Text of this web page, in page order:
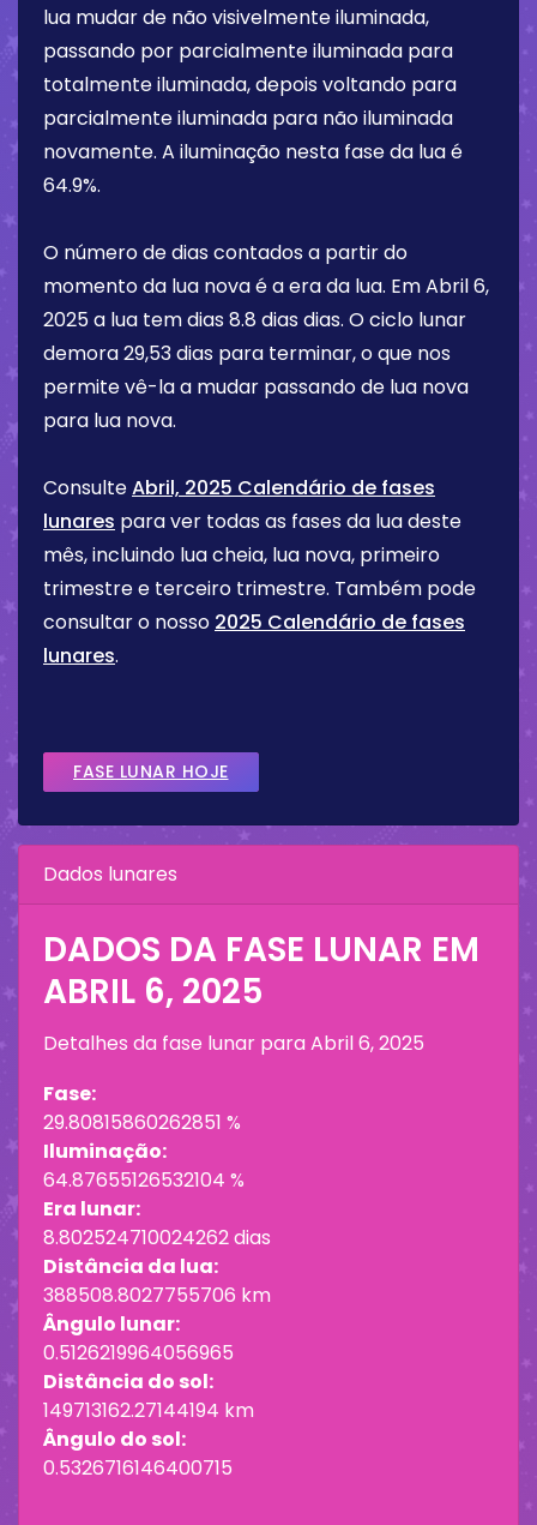
lua mudar de não visivelmente iluminada,
passando por parcialmente iluminada para
totalmente iluminada, depois voltando para
parcialmente iluminada para não iluminada
novamente. A iluminação nesta fase da lua é
64.9%.
O número de dias contados a partir do
momento da lua nova é a era da lua. EmAbril 6,
2025a lua tem dias 8.8 dias dias. O ciclo lunar
demora 29,53 dias para terminar, o que nos
permite vê-la a mudar passando de lua nova
para lua nova.
ConsulteAbril, 2025 Calendário de fases
lunares para ver todas as fases da lua deste
mês, incluindo lua cheia, lua nova, primeiro
trimestre e terceiro trimestre. Também pode
consultar o nosso 2025 Calendário de fases
lunares.
FASE LUNAR HOJE
Dados lunares
DADOS DA FASE LUNAR EM
ABRIL 6, 2025
Detalhes da fase lunar paraAbril 6, 2025
Fase:
29.80815860262851 %
Iluminação:
64.87655126532104 %
Era lunar:
8.802524710024262 dias
Distância da lua:
388508.8027755706 km
Ângulo lunar:
0.5126219964056965
Distância do sol:
149713162.27144194 km
Ângulo do sol:
0.5326716146400715